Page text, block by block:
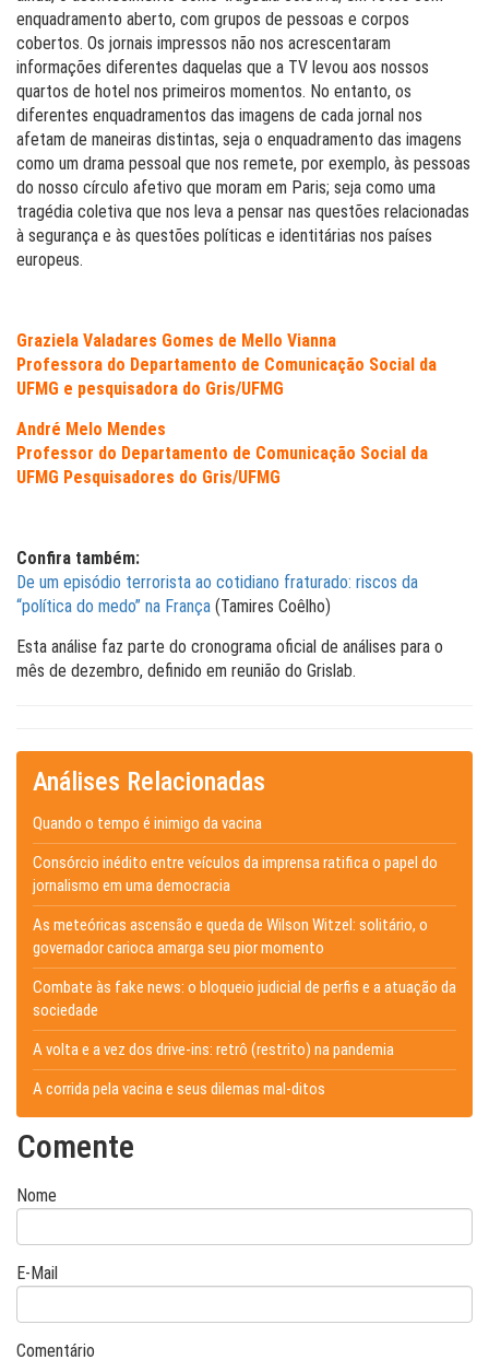
enquadramento aberto, com grupos de pessoas e corpos
cobertos. Os jornais impressos não nos acrescentaram
informações diferentes daquelas que a TV levou aos nossos
quartos de hotel nos primeiros momentos. No entanto, os
diferentes enquadramentos das imagens de cada jornal nos
afetam de maneiras distintas, seja o enquadramento das imagens
como um drama pessoal que nos remete, por exemplo, às pessoas
do nosso círculo afetivo que moram em Paris; seja como uma
tragédia coletiva que nos leva a pensar nas questões relacionadas
à segurança e às questões políticas e identitárias nos países
europeus.
Graziela Valadares Gomes de Mello Vianna
Professora do Departamento de Comunicação Social da
UFMG e pesquisadora do Gris/UFMG
André Melo Mendes
Professor do Departamento de Comunicação Social da
UFMG Pesquisadores do Gris/UFMG
Confira também:
De um episódio terrorista ao cotidiano fraturado: riscos da
“política do medo” na França (Tamires Coêlho)
Esta análise faz parte do cronograma oficial de análises para o
mês de dezembro, definido em reunião do Grislab.
Análises Relacionadas
Quando o tempo é inimigo da vacina
Consórcio inédito entre veículos da imprensa ratifica o papel do
jornalismo em uma democracia
As meteóricas ascensão e queda de Wilson Witzel: solitário, o
governador carioca amarga seu pior momento
Combate às fake news: o bloqueio judicial de perfis e a atuação da
sociedade
A volta e a vez dos drive-ins: retrô (restrito) na pandemia
A corrida pela vacina e seus dilemas mal-ditos
Comente
Nome
E-Mail
Comentário